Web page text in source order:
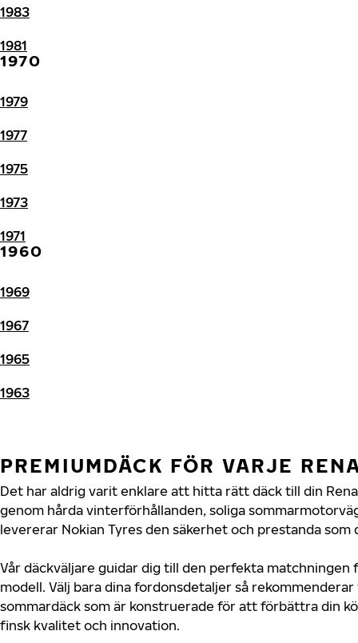
1983
1981
1970
1979
1977
1975
1973
1971
1960
1969
1967
1965
1963
PREMIUMDÄCK FÖR VARJE
Det har aldrig varit enklare att hitta rätt däck till din
genom hårda vinterförhållanden, soliga
levererar Nokian Tyres den säkerhet och prestanda som
Vår däckväljare guidar dig till den perfekta matchningen
modell. Välj bara dina fordonsdetaljer så
sommardäck som är konstruerade för att förbättra din
finsk kvalitet och innovation.